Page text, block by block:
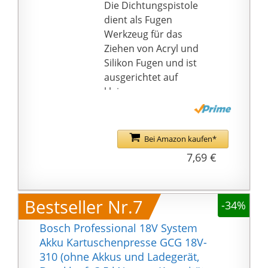
korrosionsbeständige
Materialien verarbeitet
um langfristige
Funktionalität zu
gewährleisten und
jeder Baustelle stand zu
VERARBEITUNG – Frei
nach dem Motto
unsere Silikonspritzen
überwiegend aus
gehärtetem Aluminium
gefertigt, dies sorgt für
Stabilität trotz
geringem Gewicht!
Die Dichtungspistole
dient als Fugen
Werkzeug für das
Ziehen von Acryl und
Silikon Fugen und ist
ausgerichtet auf
kleinere
gemacht!
Ihr geringes Gewicht
ihrem
glasfaserverstärkten
Kunststoff, welcher sie
leicht aber dennoch
robust macht - für
Hobby-
Bei Amazon kaufen*
7,69 €
Bestseller Nr.7
-34%
Bosch Professional 18V System
Akku Kartuschenpresse GCG 18V-
310 (ohne Akkus und Ladegerät,